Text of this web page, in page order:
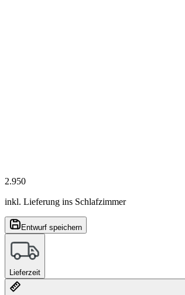
2.950
inkl. Lieferung ins Schlafzimmer
Entwurf speichern
Lieferzeit